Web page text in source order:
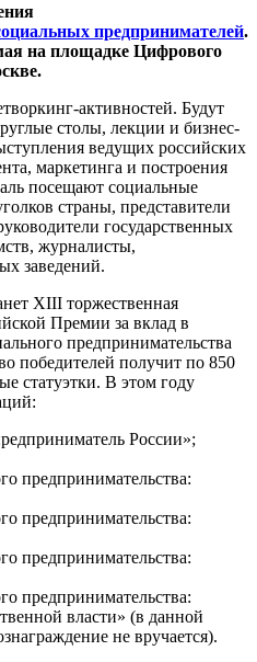
предпринимателей.
на площадке Цифрового
активностей. Будут
столы, лекции и бизнес-
ведущих российских
маркетинга и построения
посещают социальные
страны, представители
государственных
журналисты,
заведений.
XIII торжественная
Премии за вклад в
предпринимательства
победителей получит по 850
статуэтки. В этом году
России»;
предпринимательства:
предпринимательства:
предпринимательства:
предпринимательства:
власти» (в данной
не вручается).